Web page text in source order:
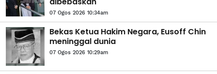
07 Ogos 2026 10:34am
Bekas Ketua Hakim Negara, Eusoff Chin
meninggal dunia
07 Ogos 2026 10:29am